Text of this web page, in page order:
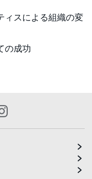
ィスによる組織の変
の成功